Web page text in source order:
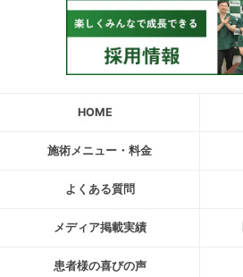
HOME
施術メニュー・料金
よくある質問
メディア掲載実績
患者様の喜びの声